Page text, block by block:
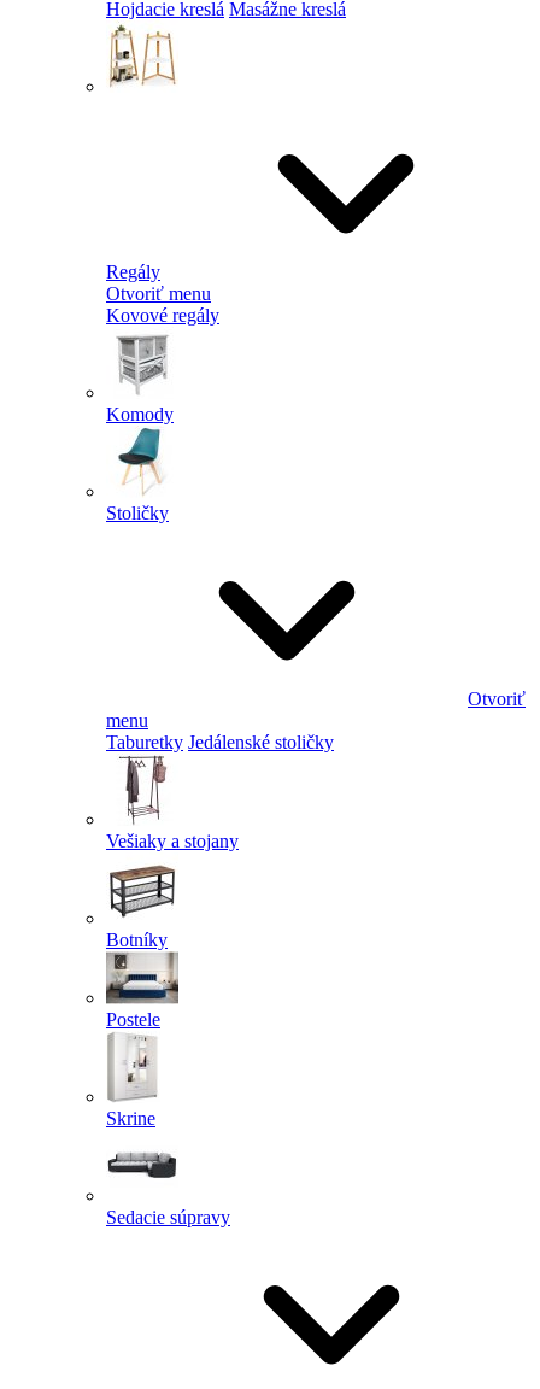
Hojdacie kreslá Masážne kreslá
Regály
Otvoriť menu
Kovové regály
Komody
Stoličky
Otvoriť
menu
Taburetky Jedálenské stoličky
Vešiaky a stojany
Botníky
Postele
Skrine
Sedacie súpravy